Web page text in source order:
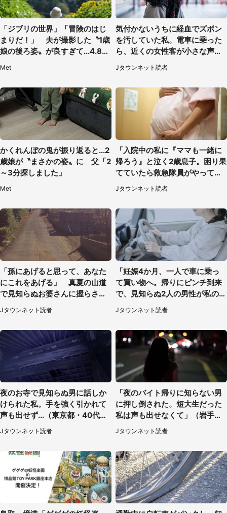
「ジブリの世界」「冒険のはじ
まりだ！」 夫が撮影した〝1歳
娘の後ろ姿〟が良すぎて...4.8万
Met
気付かないうちに経血でズボン
を汚していた私。電車に乗った
ら、近くの女性客が小さな声で
（千葉県・10代女性）
Jタウンネット読者
かくれんぼの鬼が振り返ると...2
歳娘が〝まさかの姿〟に 父「2
～3分探しました」
Met
「入院中の私に『ママも一緒に
帰ろう』と泣く2歳息子。困り果
てていたら救急隊員がやってき
て...」（大阪府・50代女性）
Jタウンネット読者
「孫にあげると思って、あなた
にこれをあげる」 真夏の山道
で見知らぬお婆さんに握らされ
たもの（山口県・30代女性）
Jタウンネット読者
「妊娠4か月、一人で車に乗っ
て買い物へ。帰りにピンチ到来
で、見知らぬ2人の男性が私の車
を...」（30代女性）
Jタウンネット読者
夜のお寺で見知らぬ男に話しか
けられた私。手を強く引かれて
声も出せず...（東京都・40代女
性）
Jタウンネット読者
「夜のバイト帰りに知らない男
に押し倒された。短大生だった
私は声も出せなくて」（岩手
県・50代女性）
Jタウンネット読者